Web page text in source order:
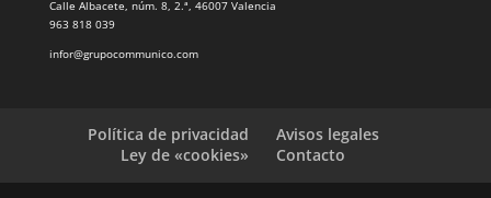
Calle Albacete, núm. 8, 2.ª, 46007 Valencia
963 818 039
infor@grupocommunico.com
Política de privacidad
Avisos legales
Ley de «cookies»
Contacto